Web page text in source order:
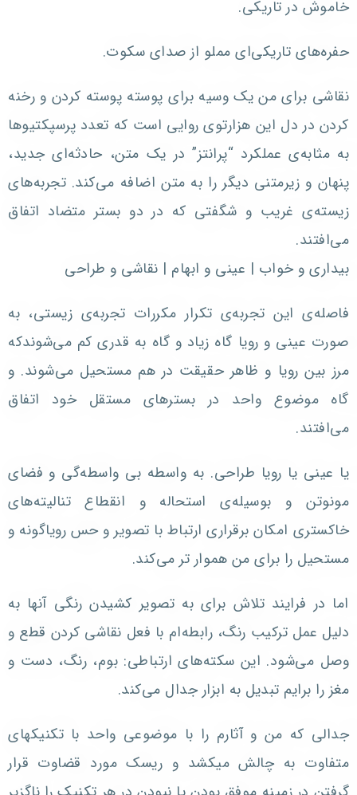
خاموش در تاریکی.
حفره‌های تاریکی‌ای مملو از صدای سکوت.
نقاشی برای من یک وسیه برای پوسته پوسته کردن و رخنه
کردن در دل این هزارتوی روایی است که تعدد پرسپکتیوها
به مثابه‌ی عملکرد “پرانتز” در یک متن، حادثه‌ای جدید،
پنهان و زیرمتنی دیگر را به متن اضافه می‌کند. تجربه‌های
زیسته‌ی غریب و شگفتی که در دو بستر متضاد اتفاق
می‌افتند.
بیداری و خواب ‌| عینی و ابهام | نقاشی و طراحی
فاصله‌ی این تجربه‌ی تکرار مکررات تجربه‌ی زیستی، به
صورت عینی و رویا گاه زیاد و گاه به قدری کم می‌شوندکه
مرز بین رویا و ظاهر حقیقت در هم مستحیل می‌شوند. و
گاه موضوع واحد در بسترهای مستقل خود اتفاق
می‌افتند.
یا عینی یا رویا طراحی. به واسطه بی واسطه‌گی و فضای
مونوتن و بوسیله‌ی استحاله و انقطاع تنالیته‌های
خاکستری امکان برقراری ارتباط با تصویر و حس رویاگونه و
مستحیل را برای من هموار تر می‌کند.
اما در فرایند تلاش برای به تصویر کشیدن رنگی آنها به
دلیل عمل ترکیب رنگ، رابطه‌ام با فعل نقاشی کردن قطع و
وصل می‌شود. این سکته‌های ارتباطی: بوم، رنگ، دست و
مغز را برایم تبدیل به ابزار جدال می‌کند.
جدالی که من و آثارم را با موضوعی واحد با تکنیکهای
متفاوت به چالش میکشد و ریسک مورد قضاوت قرار